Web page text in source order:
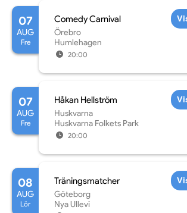
07
AUG
Fre
Comedy Carnival
Örebro
Humlehagen
20:00
07
AUG
Fre
Håkan Hellström
Huskvarna
Huskvarna Folkets Park
20:00
08
AUG
Lör
Träningsmatcher
Göteborg
Nya Ullevi